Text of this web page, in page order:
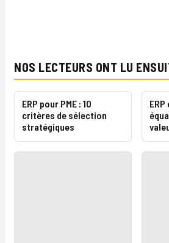
NOS LECTEURS ONT LU
ERP pour PME : 10
critères de sélection
stratégiques